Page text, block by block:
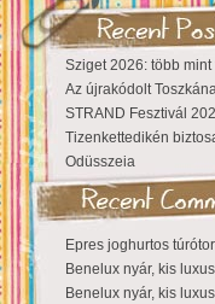
Sziget 2026: több
Az újrakódolt
STRAND Fesztivál
Tizenkettedikén
Odüsszeia
Epres joghurtos
Benelux nyár, kis
Benelux nyár, kis